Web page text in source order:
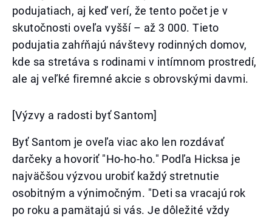
podujatiach, aj keď verí, že tento počet je v
skutočnosti oveľa vyšší – až 3 000. Tieto
podujatia zahŕňajú návštevy rodinných domov,
kde sa stretáva s rodinami v intímnom prostredí,
ale aj veľké firemné akcie s obrovskými davmi.
[Výzvy a radosti byť Santom]
Byť Santom je oveľa viac ako len rozdávať
darčeky a hovoriť "Ho-ho-ho." Podľa Hicksa je
najväčšou výzvou urobiť každý stretnutie
osobitným a výnimočným. "Deti sa vracajú rok
po roku a pamätajú si vás. Je dôležité vždy